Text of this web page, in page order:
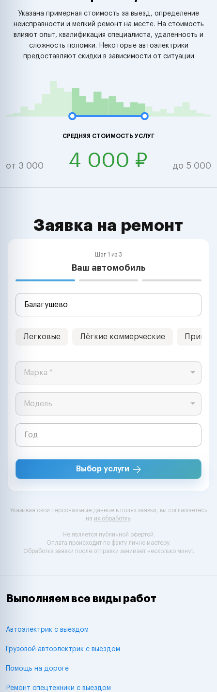
Указана примерная стоимость за выезд, определение
неисправности и мелкий ремонт на месте. На стоимость
влияют опыт, квалификация специалиста, удаленность и
сложность поломки. Некоторые автоэлектрики
предоставляют скидки в зависимости от ситуации
СРЕДНЯЯ СТОИМОСТЬ УСЛУГ
от 3 000 4 000 ₽ до 5 000
Заявка на ремонт
Шаг 1 из 3
Ваш автомобиль
Легковые Лёгкие коммерческие
Марка *
Модель
Выбор услуги
Указывая свои персональные данные в полях заявки, вы соглашаетесь
на их обработку.
Не является публичной офертой.
Оплата происходит по факту лично мастеру.
Обработка заявки после отправки занимает несколько минут.
Выполняем все виды работ
Автоэлектрик с выездом
Грузовой автоэлектрик с выездом
Помощь на дороге
Ремонт спецтехники с выездом